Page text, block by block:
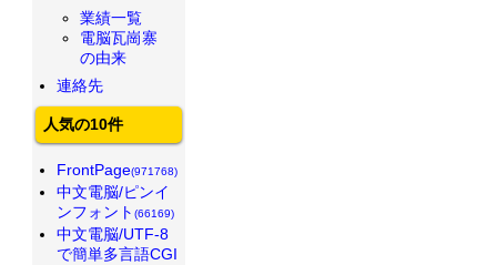
業績一覧
電脳瓦崗寨
の由来
連絡先
人気の10件
FrontPage(971768)
中文電脳/ピンイ
ンフォント (66169)
中文電脳/UTF-8
で簡単多言語CGI